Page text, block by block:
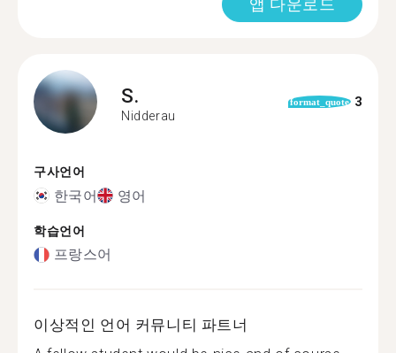
앱 다운로드
S.
Nidderau
format_quote 3
구사언어
한국어 영어
학습언어
프랑스어
이상적인 언어 커뮤니티 파트너